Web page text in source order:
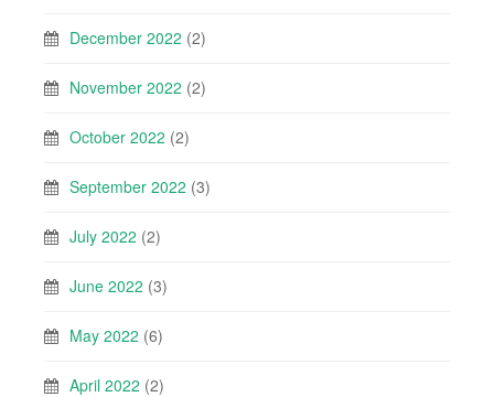
December 2022 (2)
November 2022 (2)
October 2022 (2)
September 2022 (3)
July 2022 (2)
June 2022 (3)
May 2022 (6)
April 2022 (2)